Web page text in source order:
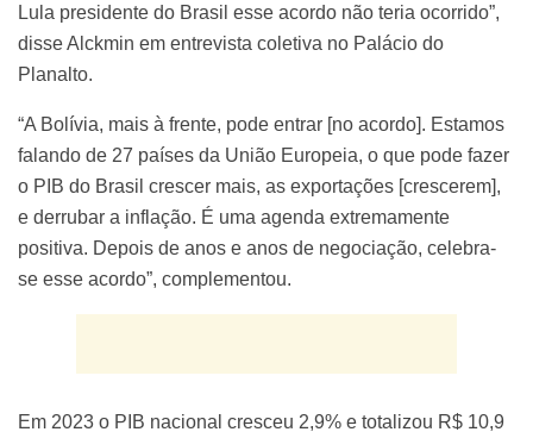
Lula presidente do Brasil esse acordo não teria ocorrido”,
disse Alckmin em entrevista coletiva no Palácio do
Planalto.
“A Bolívia, mais à frente, pode entrar [no acordo]. Estamos
falando de 27 países da União Europeia, o que pode fazer
o PIB do Brasil crescer mais, as exportações [crescerem],
e derrubar a inflação. É uma agenda extremamente
positiva. Depois de anos e anos de negociação, celebra-
se esse acordo”, complementou.
Em 2023 o PIB nacional cresceu 2,9% e totalizou R$ 10,9